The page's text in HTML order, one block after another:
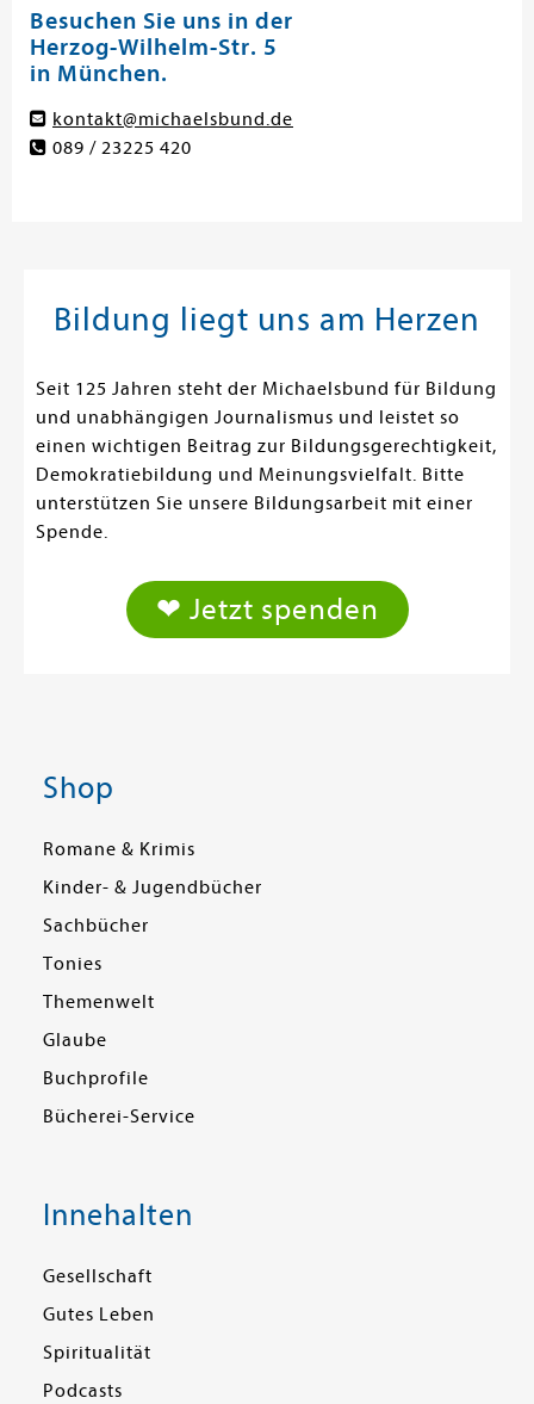
Besuchen Sie uns in der
Herzog-Wilhelm-Str. 5
in München.
kontakt@michaelsbund.de
089 / 23225 420
Bildung liegt uns am Herzen
Seit 125 Jahren steht der Michaelsbund für Bildung
und unabhängigen Journalismus und leistet so
einen wichtigen Beitrag zur Bildungsgerechtigkeit,
Demokratiebildung und Meinungsvielfalt. Bitte
unterstützen Sie unsere Bildungsarbeit mit einer
Spende.
❤ Jetzt spenden
Shop
Romane & Krimis
Kinder- & Jugendbücher
Sachbücher
Tonies
Themenwelt
Glaube
Buchprofile
Bücherei-Service
Innehalten
Gesellschaft
Gutes Leben
Spiritualität
Podcasts